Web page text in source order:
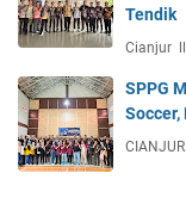
Tendik
Cianjur
SPPG
Soccer,